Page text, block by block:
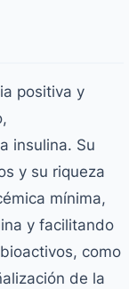
positiva y
insulina. Su
y su riqueza
mínima,
y facilitando
como
de la